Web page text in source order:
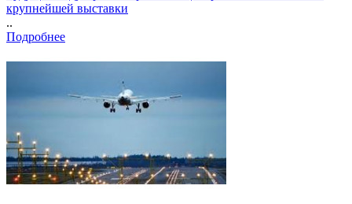
крупнейшей выставки
..
Подробнее